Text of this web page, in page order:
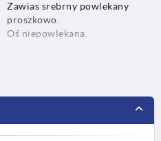
Zawias srebrny powlekany
proszkowo.
Oś niepowlekana.